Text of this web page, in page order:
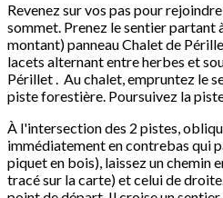
Revenez sur vos pas pour
sommet. Prenez le sentier partant
montant) panneau Chalet de
lacets alternant entre herbes et
Périllet . Au chalet, empruntez le
piste forestière. Poursuivez la
À l'intersection des 2 pistes,
immédiatement en contrebas qui
piquet en bois), laissez un chemin
tracé sur la carte) et celui de